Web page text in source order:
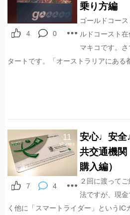
0
4
乗り方編
ゴールドコー
ルドコースト
マキコです。
タートです。「オーストラリアにある
11
shares
4
7
安心♩安全
共交通機関
購入編）
２回に渡って
法ですが、現
く他に「スマートライダー」というIC